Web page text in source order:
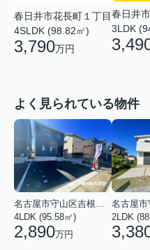
春日井市花長町１丁目
4SLDK (98.82㎡)
3,790万円
春日井
3LDK
よく見られている物件
名古屋市守山区吉根２丁目
4LDK (95.58㎡)
2,890万円
名古屋
2LDK